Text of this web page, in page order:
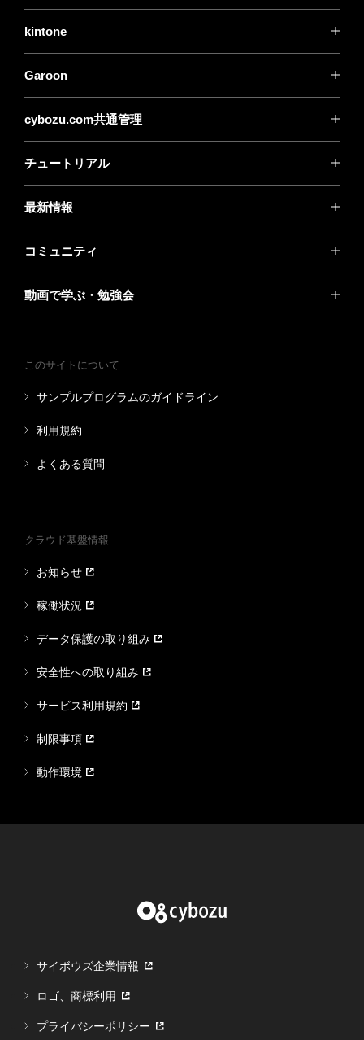
kintone
Garoon
cybozu.com共通管理
チュートリアル
最新情報
コミュニティ
動画で学ぶ・勉強会
このサイトについて
サンプルプログラムのガイドライン
利用規約
よくある質問
クラウド基盤情報
お知らせ
稼働状況
データ保護の取り組み
安全性への取り組み
サービス利用規約
制限事項
動作環境
サイボウズ企業情報
ロゴ、商標利用
プライバシーポリシー